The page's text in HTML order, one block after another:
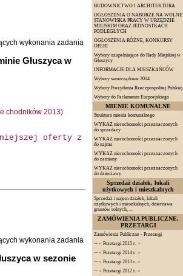
wykonania zadania
Głuszyca w
chodników 2013)
oferty z
wykonania zadania
w sezonie
BUDOWNICTWO I ARCHITEKTURA
OGŁOSZENIA O NABORZE NA WOLNE
STANOWISKA PRACY W URZĘDZIE
MIEJSKIM ORAZ JEDNOSTKACH
PODLEGŁYCH
OGŁOSZENIA RÓŻNE, KONKURSY
OFERT
Wybory uzupełniające do Rady Miejskiej w
Głuszycy
INFORMACJE DLA MIESZKAŃCÓW
Wybory samorządowe 2014
Wybory Prezydenta Rzeczpospolitej Polskiej
Wybory do Parlamentu Eurpoejskiego
MIENIE KOMUNALNE
Struktura mienia komunalnego
WYKAZ nieruchomości przeznaczonych
do sprzedaży
WYKAZ nieruchomości przeznaczonych
do najmu
WYKAZ nieruchomości przeznaczonych
do zamiany
WYKAZ nieruchomości przeznaczonych
do dzierżawy
Sprzedaż działek, lokali
użytkowych i mieszkalnych
Sprzedaż i najem działek, lokali
użytkowych i mieszkalnych, dzierżawa
gruntów rolnych, ...
ZAMÓWIENIA PUBLICZNE,
PRZETARGI
Zamówienia Publiczne - Przetargi
-- < Przetargi 2015 r. >
-- < Przetargi 2014 r. >
-- < Przetargi 2013 r. >
-- < Przetargi 2012 r. >